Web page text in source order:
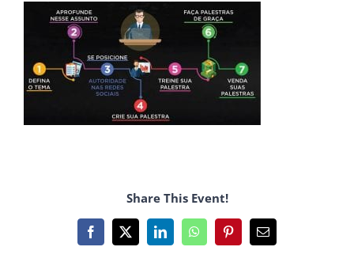
Share This Event!